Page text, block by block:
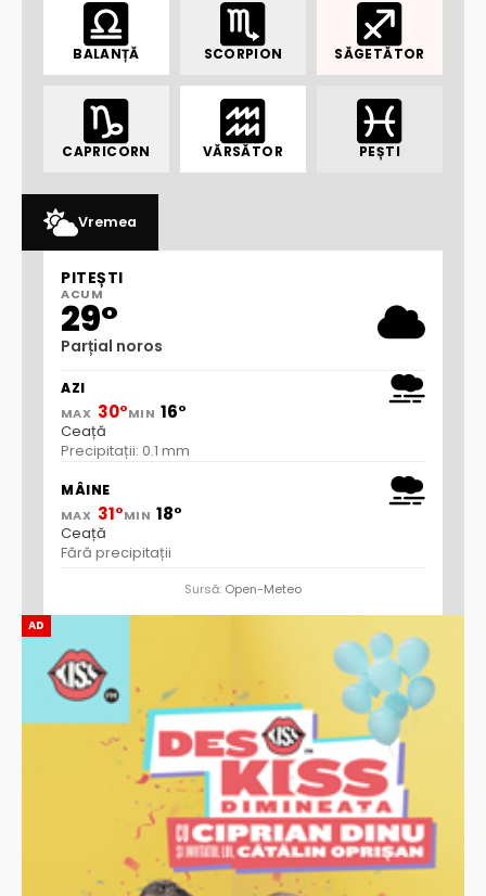
AD
BALANȚĂ SCORPION SĂGETĂTOR
CAPRICORN VĂRSĂTOR PEȘTI
Vremea
PITEȘTI
ACUM
29°
Parțial noros
AZI
MAX 30°MIN 16°
Ceață
Precipitații: 0.1 mm
MÂINE
MAX 31°MIN 18°
Ceață
Fără precipitații
Sursă: Open-Meteo